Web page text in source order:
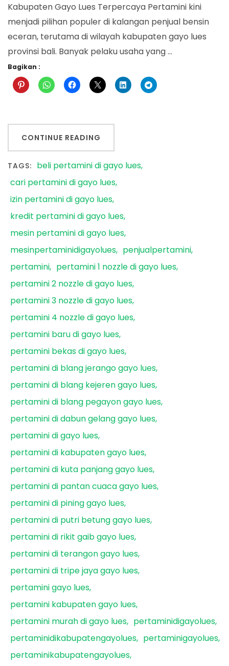
Kabupaten Gayo Lues Terpercaya Pertamini kini
menjadi pilihan populer di kalangan penjual bensin
eceran, terutama di wilayah kabupaten gayo lues
provinsi bali. Banyak pelaku usaha yang …
Bagikan :
CONTINUE READING
TAGS: beli pertamini di gayo lues
cari pertamini di gayo lues
izin pertamini di gayo lues
kredit pertamini di gayo lues
mesin pertamini di gayo lues
mesinpertaminidigayolues
penjualpertamini
pertamini
pertamini 1 nozzle di gayo lues
pertamini 2 nozzle di gayo lues
pertamini 3 nozzle di gayo lues
pertamini 4 nozzle di gayo lues
pertamini baru di gayo lues
pertamini bekas di gayo lues
pertamini di blang jerango gayo lues
pertamini di blang kejeren gayo lues
pertamini di blang pegayon gayo lues
pertamini di dabun gelang gayo lues
pertamini di gayo lues
pertamini di kabupaten gayo lues
pertamini di kuta panjang gayo lues
pertamini di pantan cuaca gayo lues
pertamini di pining gayo lues
pertamini di putri betung gayo lues
pertamini di rikit gaib gayo lues
pertamini di terangon gayo lues
pertamini di tripe jaya gayo lues
pertamini gayo lues
pertamini kabupaten gayo lues
pertamini murah di gayo lues
pertaminidigayolues
pertaminidikabupatengayolues
pertaminigayolues
pertaminikabupatengayolues